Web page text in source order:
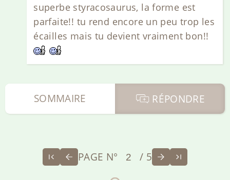
superbe styracosaurus, la forme est
parfaite!! tu rend encore un peu trop les
écailles mais tu devient vraiment bon!!
RÉPONDRE
SOMMAIRE
PAGE N° / 5